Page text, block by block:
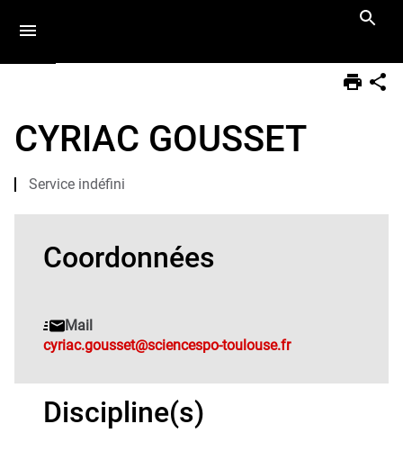
ici :
Equipe
CYRIAC GOUSSET
Service indéfini
Coordonnées
Mail
cyriac.gousset@sciencespo-toulouse.fr
Discipline(s)